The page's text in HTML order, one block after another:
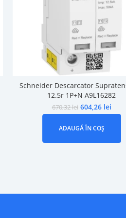
Schneider Descarcator
12.5r 1P+N A9L16282
670,32lei 604,26 lei
ADAUGĂ ÎN COȘ